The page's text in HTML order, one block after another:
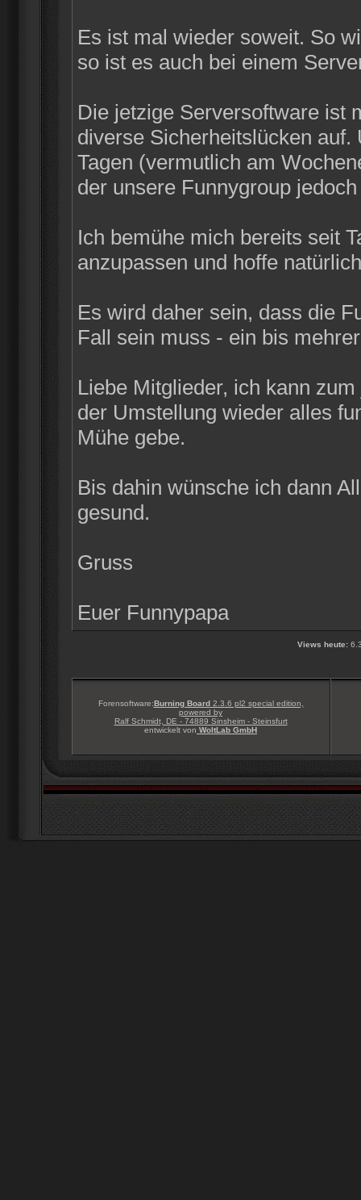
Es ist mal wieder soweit. So
so ist es auch bei einem
Die jetzige Serversoftware ist
diverse Sicherheitslücken
Tagen (vermutlich am
der unsere Funnygroup
Ich bemühe mich bereits seit
anzupassen und hoffe
Es wird daher sein, dass die
Fall sein muss - ein bis
Liebe Mitglieder, ich kann
der Umstellung wieder alles
Mühe gebe.
Bis dahin wünsche ich dann
gesund.
Gruss
Euer Funnypapa
Views heute:
Forensoftware:Burning Board2.3.6 pl2 special edition,
powered by
Ralf Schmidt, DE - 74889 Sinsheim - Steinsfurt
entwickelt von WoltLab GmbH